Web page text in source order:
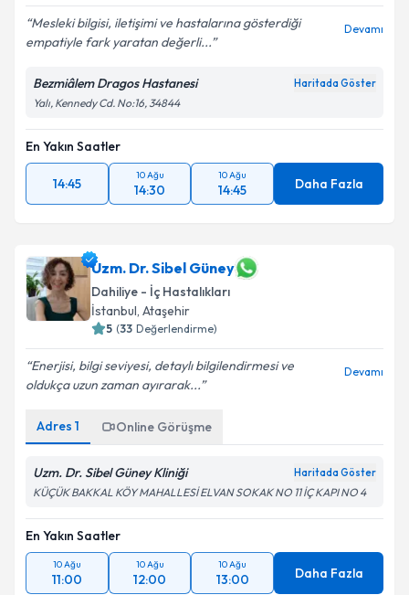
Mesleki bilgisi, iletişimi ve hastalarına gösterdiği
empatiyle fark yaratan değerli...
Devamı
Bezmiâlem Dragos Hastanesi Haritada Göster
Yalı, Kennedy Cd. No:16, 34844
En Yakın Saatler
14:45
10 Ağu
14:30
10 Ağu
14:45 Daha Fazla
Uzm. Dr. Sibel Güney
Dahiliye - İç Hastalıkları
İstanbul, Ataşehir
5 (33 Değerlendirme)
Enerjisi, bilgi seviyesi, detaylı bilgilendirmesi ve
oldukça uzun zaman ayırarak...
Devamı
Adres 1 Online Görüşme
Uzm. Dr. Sibel Güney Kliniği Haritada Göster
KÜÇÜK BAKKAL KÖY MAHALLESİ ELVAN SOKAK NO 11 İÇ KAPI NO 4
En Yakın Saatler
10 Ağu
11:00
10 Ağu
12:00
10 Ağu
13:00 Daha Fazla